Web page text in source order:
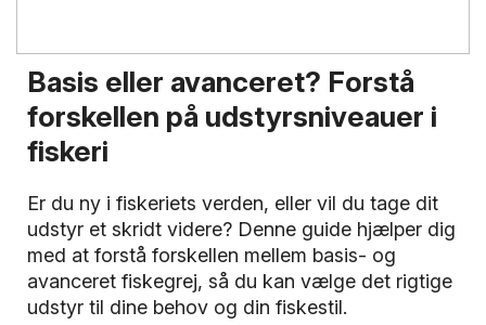
Basis eller avanceret? Forstå
forskellen på udstyrsniveauer i
fiskeri
Er du ny i fiskeriets verden, eller vil du tage dit
udstyr et skridt videre? Denne guide hjælper dig
med at forstå forskellen mellem basis- og
avanceret fiskegrej, så du kan vælge det rigtige
udstyr til dine behov og din fiskestil.